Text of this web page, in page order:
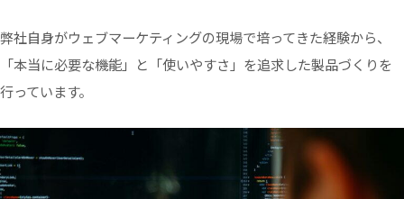
弊社自身がウェブマーケティングの現場で培ってきた経験から、
「本当に必要な機能」と「使いやすさ」を追求した製品づくりを
行っています。